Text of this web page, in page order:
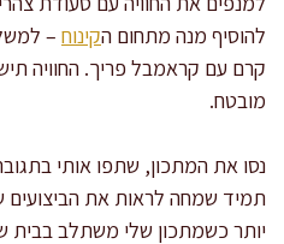
להוסיף מנה מתחום הקינוח –
קרם עם קראמבל פריך. החוויה
מובטח.
נסו את המתכון, שתפו אותי
תמיד שמחה לראות את הביצועים
יותר כשמתכון שלי משתלב בבית